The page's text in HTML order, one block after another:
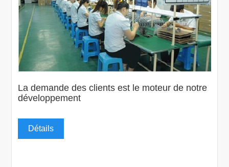
La demande des clients est le moteur de notre
développement
Détails